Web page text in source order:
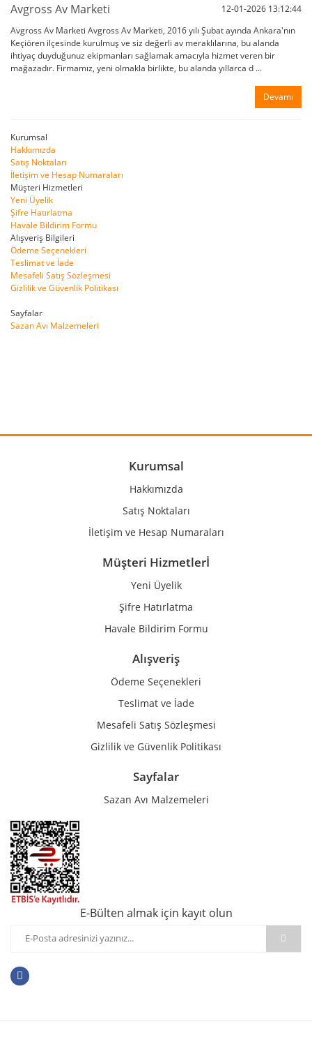
Avgross Av Marketi
12-01-2026 13:12:44
Avgross Av Marketi Avgross Av Marketi, 2016 yılı Şubat ayında Ankara'nın
Keçiören ilçesinde kurulmuş ve siz değerli av meraklılarına, bu alanda
ihtiyaç duyduğunuz ekipmanları sağlamak amacıyla hizmet veren bir
mağazadır. Firmamız, yeni olmakla birlikte, bu alanda yıllarca d ...
Devamı
Kurumsal
Hakkımızda
Satış Noktaları
İletişim ve Hesap Numaraları
Müşteri Hizmetleri
Yeni Üyelik
Şifre Hatırlatma
Havale Bildirim Formu
Alışveriş Bilgileri
Ödeme Seçenekleri
Teslimat ve İade
Mesafeli Satış Sözleşmesi
Gizlilik ve Güvenlik Politikası
Sayfalar
Sazan Avı Malzemeleri
Kurumsal
Hakkımızda
Satış Noktaları
İletişim ve Hesap Numaraları
Müşteri Hizmetlerİ
Yeni Üyelik
Şifre Hatırlatma
Havale Bildirim Formu
Alışveriş
Ödeme Seçenekleri
Teslimat ve İade
Mesafeli Satış Sözleşmesi
Gizlilik ve Güvenlik Politikası
Sayfalar
Sazan Avı Malzemeleri
E-Bülten almak için kayıt olun